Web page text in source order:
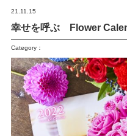
21.11.15
幸せを呼ぶ Flower
Category：